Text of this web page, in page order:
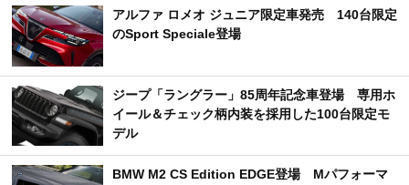
アルファ ロメオ ジュニア限定車発売 140台限定
のSport Speciale登場
ジープ「ラングラー」85周年記念車登場 専用ホ
イール＆チェック柄内装を採用した100台限定モ
デル
BMW M2 CS Edition EDGE登場 Mパフォーマ